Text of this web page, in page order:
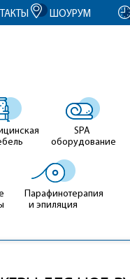
ШОУРУМ
SPA
оборудование
Парафинотерапия
и эпиляция